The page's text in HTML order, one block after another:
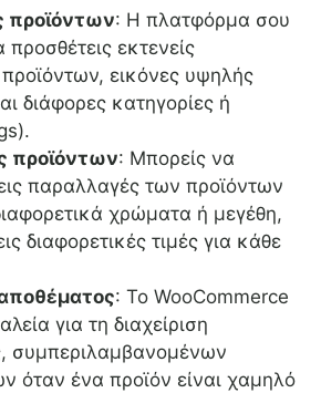
προϊόντων: Η πλατφόρμα σου
προσθέτεις εκτενείς
εικόνες υψηλής
διάφορες κατηγορίες ή
προϊόντων: Μπορείς να
παραλλαγές των προϊόντων
χρώματα ή μεγέθη,
διαφορετικές τιμές για κάθε
: Το WooCommerce
για τη διαχείριση
συμπεριλαμβανομένων
όταν ένα προϊόν είναι χαμηλό